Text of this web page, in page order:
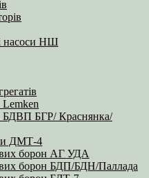
насоси НШ
БДВП БГР/ Краснянка/
ДМТ-4
борон АГ УДА
борон БДП/БДН/Паллада